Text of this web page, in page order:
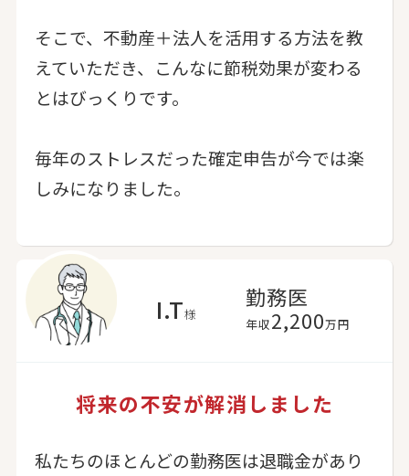
そこで、不動産＋法人を活用する方法を教
えていただき、こんなに節税効果が変わる
とはびっくりです。
毎年のストレスだった確定申告が今では楽
しみになりました。
I.T様
勤務医
年収2,200万円
将来の不安が解消しました
私たちのほとんどの勤務医は退職金があり